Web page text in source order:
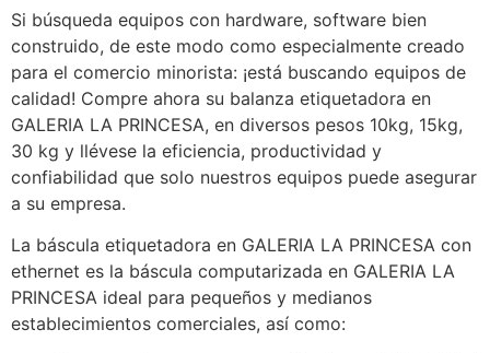
Si búsqueda equipos con hardware, software bien
construido, de este modo como especialmente creado
para el comercio minorista: ¡está buscando equipos de
calidad! Compre ahora su balanza etiquetadora en
GALERIA LA PRINCESA, en diversos pesos 10kg, 15kg,
30 kg y llévese la eficiencia, productividad y
confiabilidad que solo nuestros equipos puede asegurar
a su empresa.
La báscula etiquetadora en GALERIA LA PRINCESA con
ethernet es la báscula computarizada en GALERIA LA
PRINCESA ideal para pequeños y medianos
establecimientos comerciales, así como: